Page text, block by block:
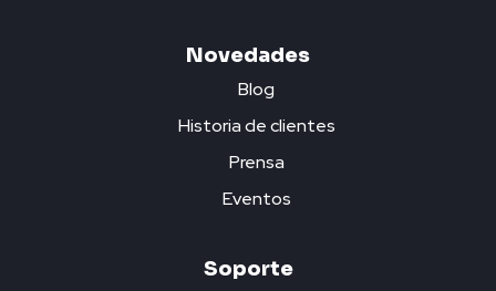
Novedades
Blog
Historia de clientes
Prensa
Eventos
Soporte